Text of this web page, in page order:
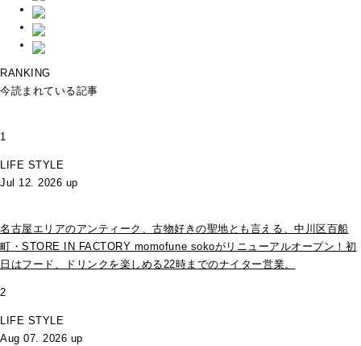
RANKING
今読まれている記事
1
LIFE STYLE
Jul 12. 2026 up
名古屋エリアのアンティーク、古物好きの聖地とも言える、中川区百船
町・STORE IN FACTORY momofune sokoがリニューアルオープン！初
日はフード、ドリンクを楽しめる22時までのナイター営業。
2
LIFE STYLE
Aug 07. 2026 up